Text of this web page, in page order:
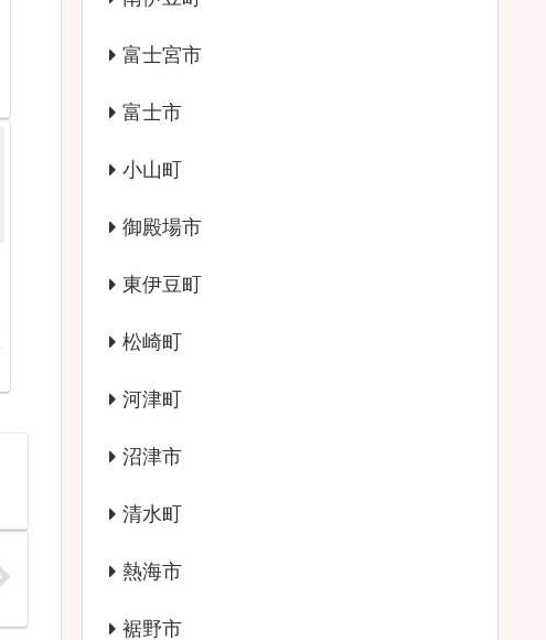
富士宮市
富士市
小山町
御殿場市
東伊豆町
松崎町
河津町
沼津市
清水町
熱海市
裾野市